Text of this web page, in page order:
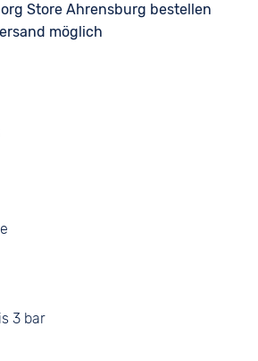
Store Ahrensburg bestellen
möglich
3 bar